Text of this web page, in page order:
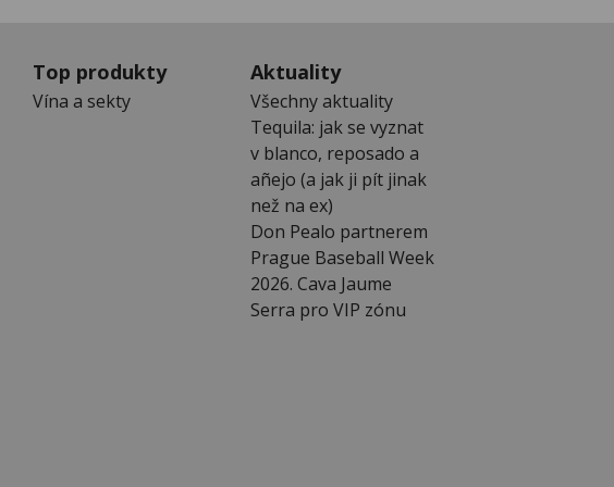
Top produkty
Vína a sekty
Aktuality
Všechny aktuality
Tequila: jak se vyznat
v blanco, reposado a
añejo (a jak ji pít jinak
než na ex)
Don Pealo partnerem
Prague Baseball Week
2026. Cava Jaume
Serra pro VIP zónu